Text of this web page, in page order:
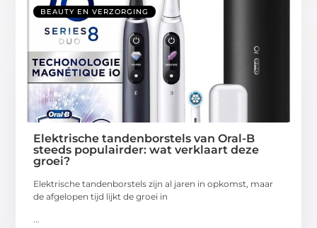
BEAUTY EN VERZORGING
Elektrische tandenborstels van Oral-B
steeds populairder: wat verklaart deze
groei?
Elektrische tandenborstels zijn al jaren in opkomst, maar
de afgelopen tijd lijkt de groei in